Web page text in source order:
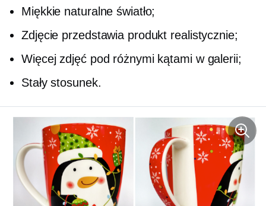
Miękkie naturalne światło;
Zdjęcie przedstawia produkt realistycznie;
Więcej zdjęć pod różnymi kątami w galerii;
Stały stosunek.